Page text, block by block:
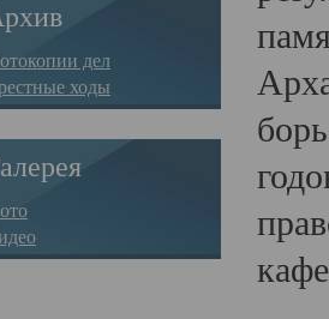
дел
ходы